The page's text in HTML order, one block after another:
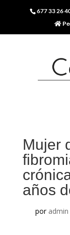
677 33 26
Mujer
años
por admin